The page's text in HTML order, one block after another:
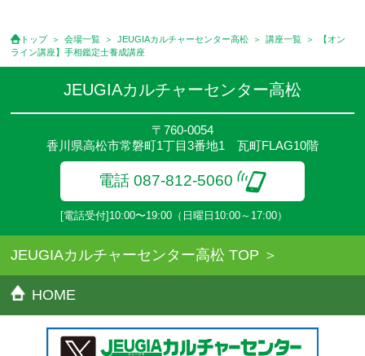
●講座は、月4回(週1回),月3回,2回,1回,臨時講座いろいろあります
のでご確認ください。
●参加人数が一定に満たない場合、体験や講座開講を中止または延
期することがあります。
●その他、詳しい内容については、ご入会時にご説明をさせていた
だきます。
トップ 会場一覧 JEUGIAカルチャーセンター高松 講座一覧
【オン
ライン講座】手相鑑定士養成講座
JEUGIAカルチャーセンター高松
〒760-0054
香川県高松市常磐町1丁目3番地1 瓦町FLAG10階
電話 087-812-5060
[電話受付]10:00〜19:00（日曜日10:00～17:00）
JEUGIAカルチャーセンター高松 TOP
HOME